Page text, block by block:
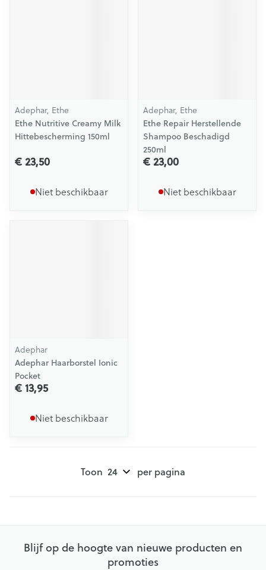
Adephar, Ethe
Ethe Nutritive Creamy Milk
Hittebescherming 150ml
€ 23,50
Niet beschikbaar
Adephar, Ethe
Ethe Repair Herstellende
Shampoo Beschadigd
250ml
€ 23,00
Niet beschikbaar
Adephar
Adephar Haarborstel Ionic
Pocket
€ 13,95
Niet beschikbaar
Toon per pagina
Blijf op de hoogte van nieuwe producten en
promoties